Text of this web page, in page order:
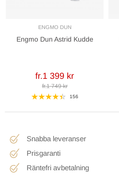
ENGMO DUN
Engmo Dun Astrid Kudde
fr.1 399 kr
fr.1 749 kr
156
Snabba leveranser
Prisgaranti
Räntefri avbetalning